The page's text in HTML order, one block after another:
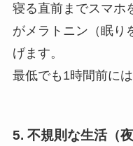
寝る直前までスマホ
がメラトニン（眠り
げます。
最低でも1時間前に
5. 不規則な生活（夜